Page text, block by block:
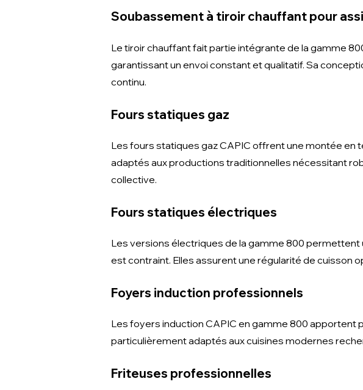
Soubassement à tiroir chauffant pour
Le tiroir chauffant fait partie intégrante de la gamme
garantissant un envoi constant et qualitatif. Sa
continu.
Fours statiques gaz
Les fours statiques gaz CAPIC offrent une montée
adaptés aux productions traditionnelles nécessitant
collective.
Fours statiques électriques
Les versions électriques de la gamme 800 permettent
est contraint. Elles assurent une régularité de cuisson
Foyers induction professionnels
Les foyers induction CAPIC en gamme 800
particulièrement adaptés aux cuisines modernes
Friteuses professionnelles